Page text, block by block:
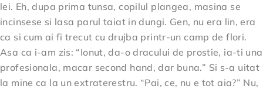
lei. Eh, dupa prima tunsa, copilul plangea, masina se
incinsese si lasa parul taiat in dungi. Gen, nu era lin, era
ca si cum ai fi trecut cu drujba printr-un camp de flori.
Asa ca i-am zis: “Ionut, da-o dracului de prostie, ia-ti una
profesionala, macar second hand, dar buna.” Si s-a uitat
la mine ca la un extraterestru. “Pai, ce, nu e tot aia?” Nu,